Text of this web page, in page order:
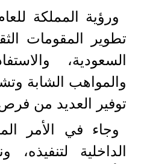
تطوير المقومات
السعودية،
والمواهب الشابة
توفير العديد من
وجاء في الأمر
الداخلية